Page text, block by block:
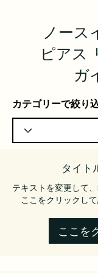
ノース
ピアス
ガ
カテゴリーで絞り
タイト
テキストを変更して
ここをクリックし
ここを